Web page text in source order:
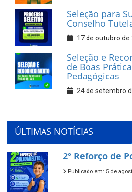
Seleção para
Conselho
17 de outubro de
Seleção e
de Boas
Pedagógicas
24 de setembro
ÚLTIMAS NOTÍCIAS
2º Reforço de
Publicado em: 5 de